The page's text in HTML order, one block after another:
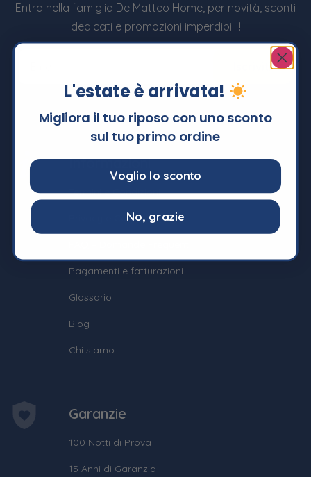
Entra nella famiglia De Matteo Home, per novità, sconti
dedicati e promozioni imperdibili !
Informazioni
Termini e Condizioni
Privacy e Cookie Policy
Pagamenti e fatturazioni
Glossario
Blog
Chi siamo
Garanzie
100 Notti di Prova
15 Anni di Garanzia
L'estate è arrivata!
Migliora il tuo riposo con uno sconto
sul tuo primo ordine
Voglio lo sconto
No, grazie